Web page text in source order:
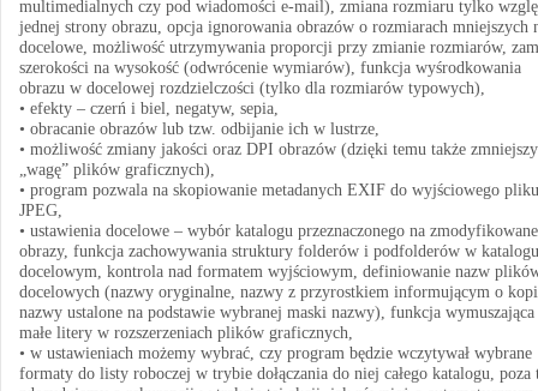
multimedialnych czy pod wiadomości e-mail), zmiana rozmiaru tylko
jednej strony obrazu, opcja ignorowania obrazów o rozmiarach mniejszych
docelowe, możliwość utrzymywania proporcji przy zmianie rozmiarów,
szerokości na wysokość (odwrócenie wymiarów), funkcja wyśrodkowania
obrazu w docelowej rozdzielczości (tylko dla rozmiarów typowych),
• efekty – czerń i biel, negatyw, sepia,
• obracanie obrazów lub tzw. odbijanie ich w lustrze,
• możliwość zmiany jakości oraz DPI obrazów (dzięki temu także
„wagę” plików graficznych),
• program pozwala na skopiowanie metadanych EXIF do wyjściowego pliku
JPEG,
• ustawienia docelowe – wybór katalogu przeznaczonego na zmodyfikowane
obrazy, funkcja zachowywania struktury folderów i podfolderów w katalogu
docelowym, kontrola nad formatem wyjściowym, definiowanie nazw
docelowych (nazwy oryginalne, nazwy z przyrostkiem informującym o
nazwy ustalone na podstawie wybranej maski nazwy), funkcja wymuszająca
małe litery w rozszerzeniach plików graficznych,
• w ustawieniach możemy wybrać, czy program będzie wczytywał wybrane
formaty do listy roboczej w trybie dołączania do niej całego katalogu, poza